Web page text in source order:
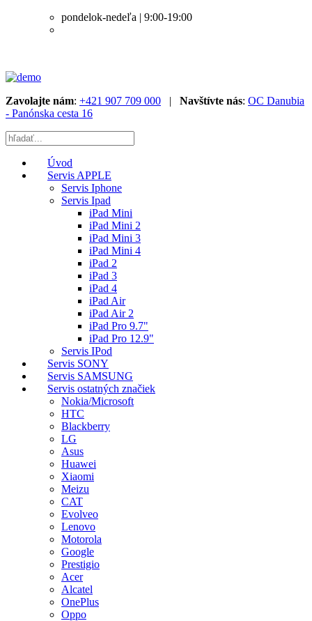
pondelok-nedeľa | 9:00-19:00
Zavolajte nám: +421 907 709 000 | Navštívte nás: OC Danubia
- Panónska cesta 16
Úvod
Servis APPLE
Servis Iphone
Servis Ipad
iPad Mini
iPad Mini 2
iPad Mini 3
iPad Mini 4
iPad 2
iPad 3
iPad 4
iPad Air
iPad Air 2
iPad Pro 9.7"
iPad Pro 12.9"
Servis IPod
Servis SONY
Servis SAMSUNG
Servis ostatných značiek
Nokia/Microsoft
HTC
Blackberry
LG
Asus
Huawei
Xiaomi
Meizu
CAT
Evolveo
Lenovo
Motorola
Google
Prestigio
Acer
Alcatel
OnePlus
Oppo